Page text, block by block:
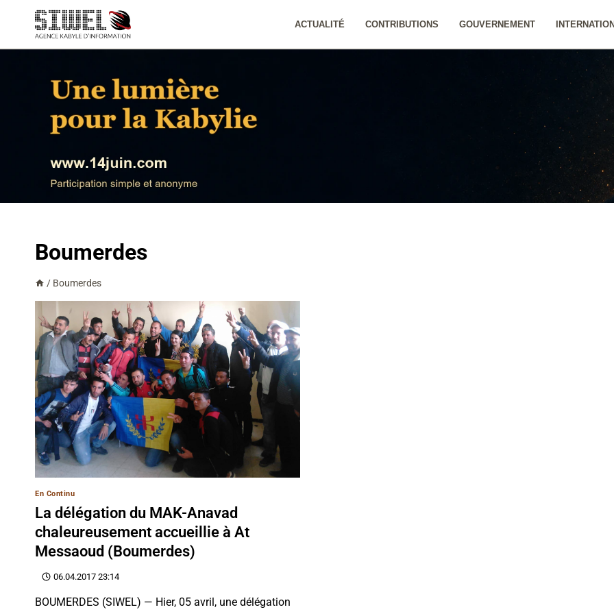
contenu
ACTUALITÉ CONTRIBUTIONS GOUVERNEMENT
Boumerdes
/ Boumerdes
En Continu
La délégation du MAK-Anavad
chaleureusement accueillie à At
Messaoud (Boumerdes)
06.04.2017 23:14
BOUMERDES (SIWEL) — Hier, 05 avril, une délégation